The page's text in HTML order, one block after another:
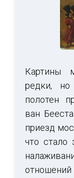
Картины
редки,
полотен
ван
приезд
что стало